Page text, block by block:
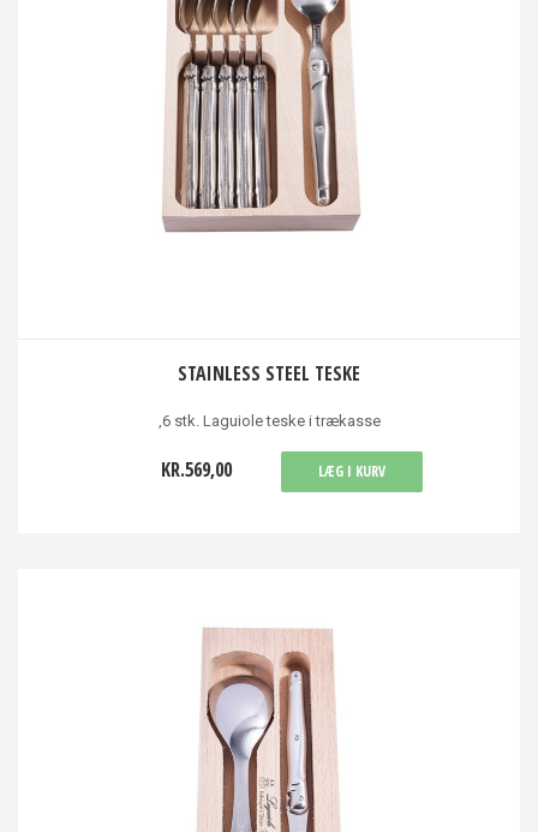
STAINLESS STEEL TESKE
,6 stk. Laguiole teske i trækasse
KR.569,00 LÆG I KURV